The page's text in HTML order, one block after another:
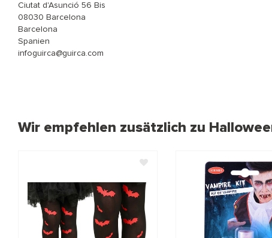
Ciutat d'Asunció 56 Bis
08030 Barcelona
Barcelona
Spanien
infoguirca@guirca.com
Wir empfehlen zusätzlich zu